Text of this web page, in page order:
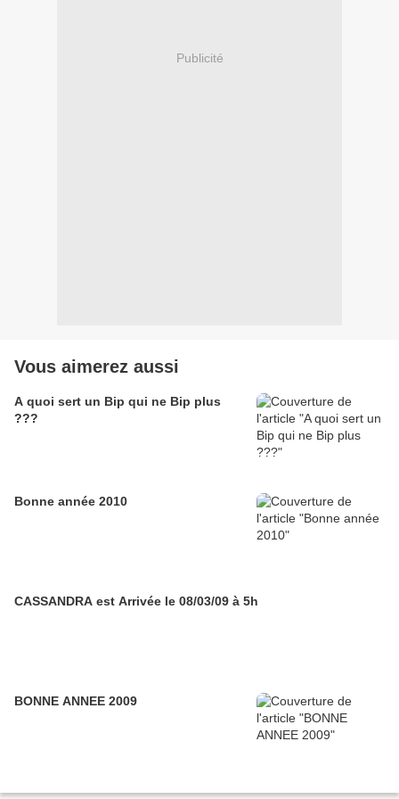
Publicité
Vous aimerez aussi
A quoi sert un Bip qui ne Bip plus
???
Bonne année 2010
CASSANDRA est Arrivée le 08/03/09 à 5h
BONNE ANNEE 2009